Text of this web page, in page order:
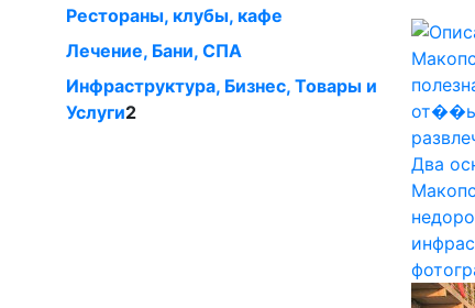
Рестораны, клубы, кафе
Лечение, Бани, СПА
Инфраструктура, Бизнес, Товары и
Услуги2
Два